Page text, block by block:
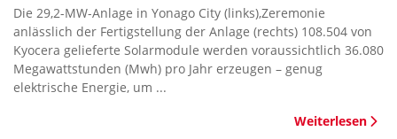
Die 29,2-MW-Anlage in Yonago City (links),Zeremonie
anlässlich der Fertigstellung der Anlage (rechts) 108.504 von
Kyocera gelieferte Solarmodule werden voraussichtlich 36.080
Megawattstunden (Mwh) pro Jahr erzeugen – genug
elektrische Energie, um ...
Weiterlesen